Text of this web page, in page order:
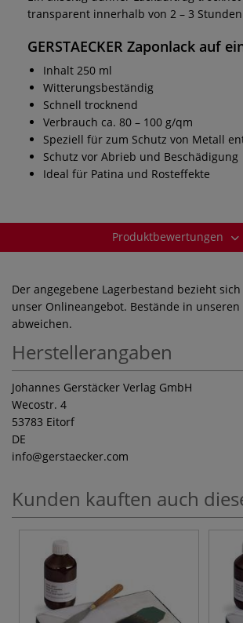
transparent innerhalb von 2 – 3
GERSTAECKER Zaponlack auf
Inhalt 250 ml
Witterungsbeständig
Schnell trocknend
Verbrauch ca. 80 – 100 g/qm
Speziell für zum Schutz von Metall
Schutz vor Abrieb und Beschädigung
Ideal für Patina und Rosteffekte
Produktbewertungen
Der angegebene Lagerbestand bezieht
unser Onlineangebot. Bestände in
abweichen.
Herstellerangaben
Johannes Gerstäcker Verlag GmbH
Wecostr. 4
53783 Eitorf
DE
info@gerstaecker.com
Kunden kauften auch